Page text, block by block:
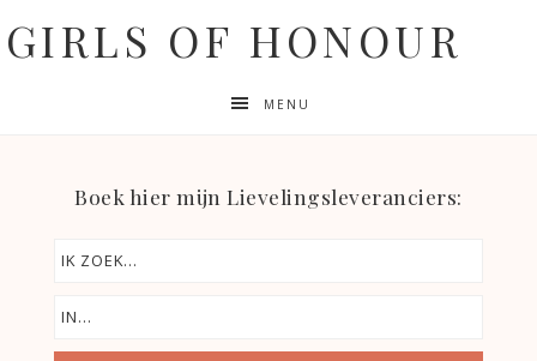
GIRLS OF HONOUR
MENU
Boek hier mijn Lievelingsleveranciers: